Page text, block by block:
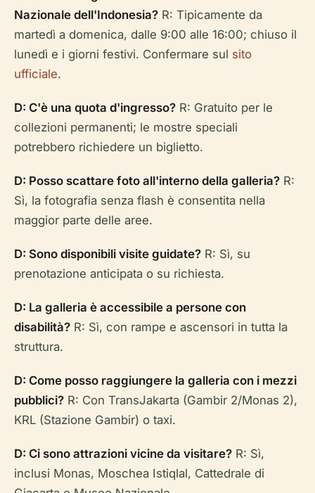
Nazionale dell'Indonesia? R: Tipicamente da
martedì a domenica, dalle 9:00 alle 16:00; chiuso il
lunedì e i giorni festivi. Confermare sul sito
ufficiale.
D: C'è una quota d'ingresso? R: Gratuito per le
collezioni permanenti; le mostre speciali
potrebbero richiedere un biglietto.
D: Posso scattare foto all'interno della galleria? R:
Sì, la fotografia senza flash è consentita nella
maggior parte delle aree.
D: Sono disponibili visite guidate? R: Sì, su
prenotazione anticipata o su richiesta.
D: La galleria è accessibile a persone con
disabilità? R: Sì, con rampe e ascensori in tutta la
struttura.
D: Come posso raggiungere la galleria con i mezzi
pubblici? R: Con TransJakarta (Gambir 2/Monas 2),
KRL (Stazione Gambir) o taxi.
D: Ci sono attrazioni vicine da visitare? R: Sì,
inclusi Monas, Moschea Istiqlal, Cattedrale di